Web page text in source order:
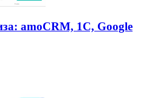
amoCRM, 1C, Google